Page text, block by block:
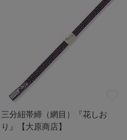
三分紐帯締（網目）『花しお
り』【大原商店】